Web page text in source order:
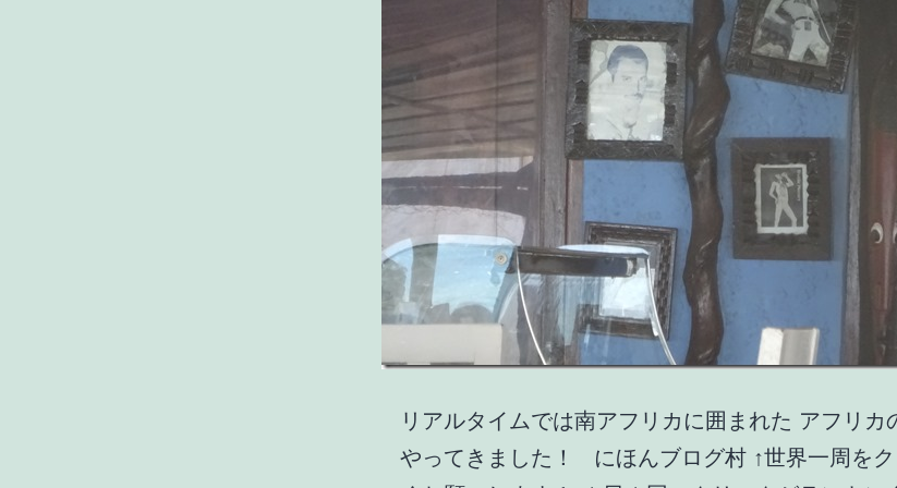
リアルタイムでは南アフリカに囲まれた アフリカ
やってきました！ にほんブログ村 ↑世界一周をク